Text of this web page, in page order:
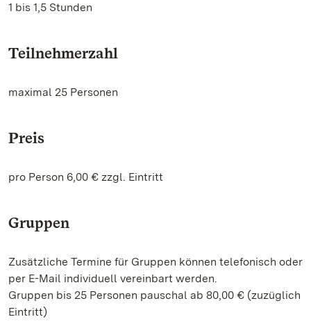
1 bis 1,5 Stunden
Teilnehmerzahl
maximal 25 Personen
Preis
pro Person 6,00 € zzgl. Eintritt
Gruppen
Zusätzliche Termine für Gruppen können telefonisch oder
per E-Mail individuell vereinbart werden.
Gruppen bis 25 Personen pauschal ab 80,00 € (zuzüglich
Eintritt)